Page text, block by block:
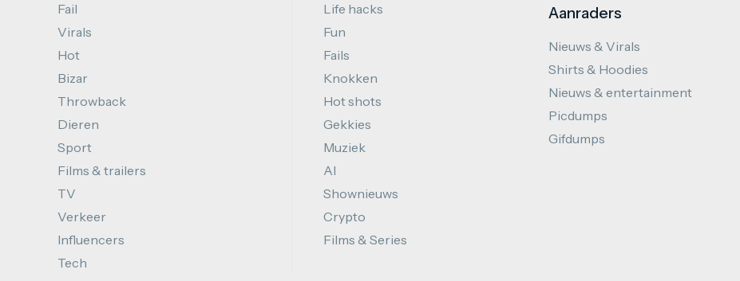
Fail
Virals
Hot
Bizar
Throwback
Dieren
Sport
Films & trailers
TV
Verkeer
Influencers
Tech
Life hacks
Fun
Fails
Knokken
Hot shots
Gekkies
Muziek
AI
Shownieuws
Crypto
Films & Series
Aanraders
Nieuws & Virals
Shirts & Hoodies
Nieuws & entertainment
Picdumps
Gifdumps